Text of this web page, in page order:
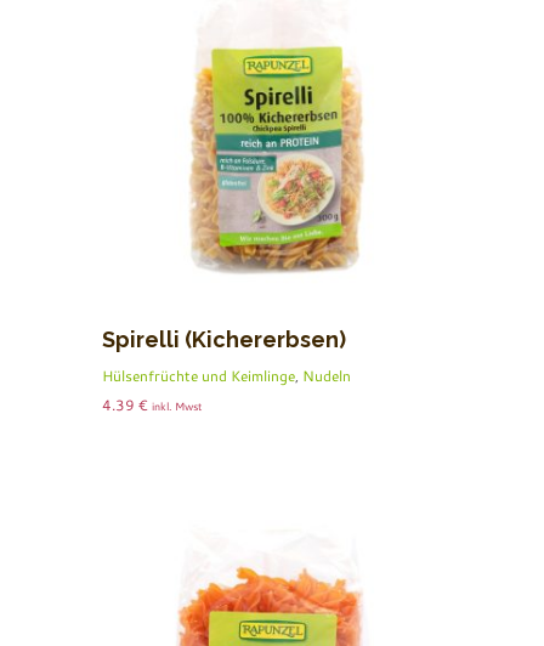
Spirelli (Kichererbsen)
Hülsenfrüchte und Keimlinge, Nudeln
4.39 € inkl. Mwst